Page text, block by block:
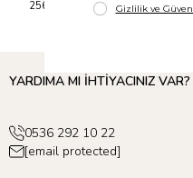
256Bit SSL Sertifikası ile Alışverişte
YARDIMA MI İHTİYACINIZ VAR?
0536 292 10 22
[email protected]